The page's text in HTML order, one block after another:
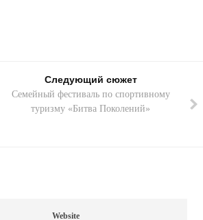
Следующий сюжет
Семейный фестиваль по спортивному
туризму «Битва Поколений»
Website